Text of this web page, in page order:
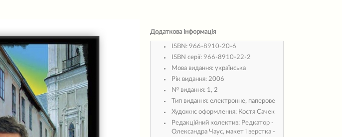
Додаткова інформація
ISBN: 966-8910-20-6
ISBN серії: 966-8910-22-2
Мова видання: українська
Рік видання: 2006
№ видання: 1, 2
Тип видання: електронне, паперове
Художнє оформлення: Костя Сачек
Редакційний колектив: Редкатор -
Олександра Чаус, макет і верстка -